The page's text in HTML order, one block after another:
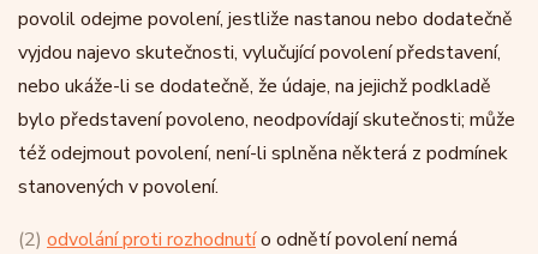
povolil odejme povolení, jestliže nastanou nebo dodatečně
vyjdou najevo skutečnosti, vylučující povolení představení,
nebo ukáže-li se dodatečně, že údaje, na jejichž podkladě
bylo představení povoleno, neodpovídají skutečnosti; může
též odejmout povolení, není-li splněna některá z podmínek
stanovených v povolení.
(2) odvolání proti rozhodnutío odnětí povolení nemá